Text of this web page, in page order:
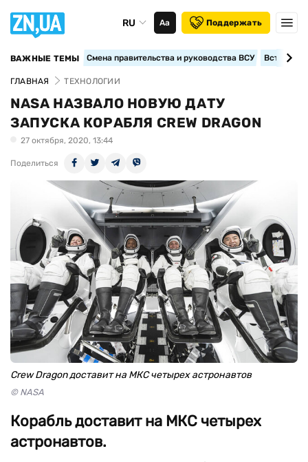
RU Аа Поддержать
ВАЖНЫЕ ТЕМЫ Смена правительства и руководства ВСУ
ГЛАВНАЯ ТЕХНОЛОГИИ
NASA НАЗВАЛО НОВУЮ ДАТУ
ЗАПУСКА КОРАБЛЯ CREW DRAGON
27 октября, 2020, 13:44
Поделиться
Crew Dragon доставит на МКС четырех астронавтов
© NASA
Корабль доставит на МКС четырех
астронавтов.